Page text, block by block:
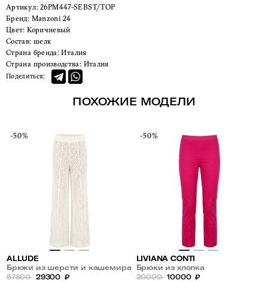
Артикул:26PM447-SEBST/TOP
Бренд:
Manzoni 24
Цвет:
Коричневый
Состав: шелк
Страна бренда: Италия
Страна производства: Италия
Поделиться:
ПОХОЖИЕ МОДЕЛИ
-50%
ALLUDE
Брюки из шерсти и кашемира
57800 29300 ₽
-50%
LIVIANA CONTI
Брюки из хлопка
20000 10000 ₽